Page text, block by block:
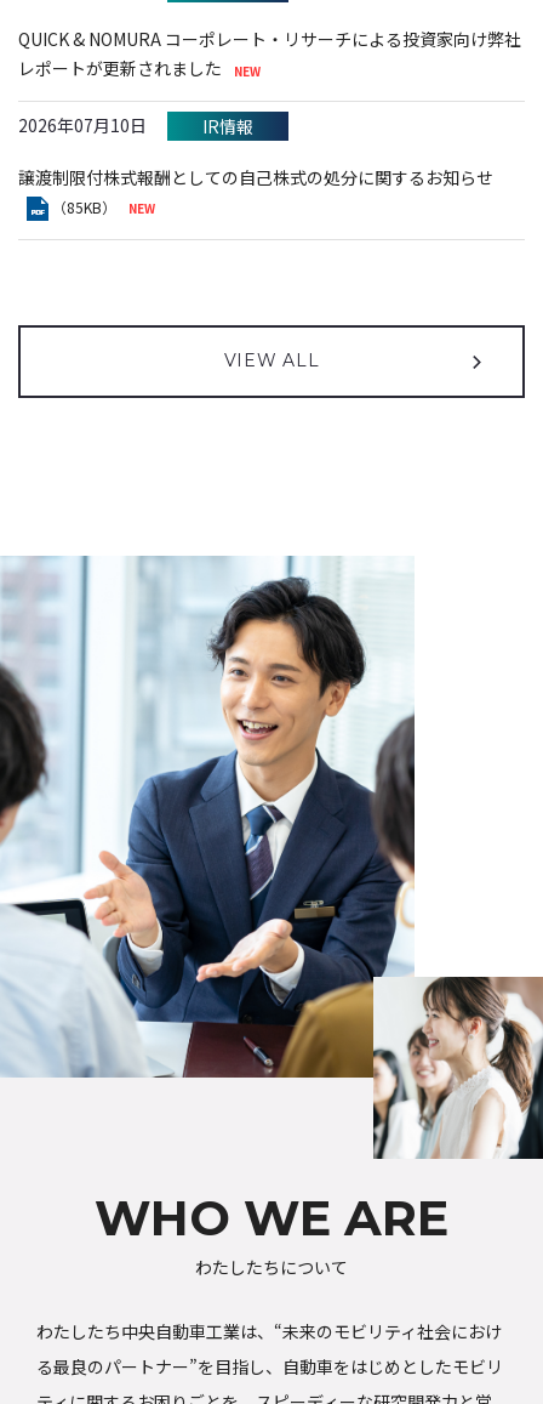
QUICK & NOMURA コーポレート・リサーチによる投資家向け弊社
レポートが更新されました
2026年07月10日 IR情報
譲渡制限付株式報酬としての自己株式の処分に関するお知らせ
（85KB）
2026年08月05日 お知らせ
2026年03月05日 お知らせ
「中央自動車工業 人権方針」の制定に関するお知らせ
2025年11月25日 お知らせ
東京オートサロン2026出展のご案内 （599KB）
2013年04月01日 プレスリリース
2026年08月05日 IR情報
（590KB）
2026年07月10日 IR情報
譲渡制限付株式報酬としての自己株式の処分に関するお知らせ
（85KB）
2026年07月01日 IR情報
コーポレート・ガバナンスに関する報告書 2026/07/01
VIEW ALL
WHO WE ARE
わたしたちについて
わたしたち中央自動車工業は、“未来のモビリティ社会におけ
る最良のパートナー”を目指し、自動車をはじめとしたモビリ